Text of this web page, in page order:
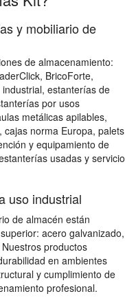
y mobiliario de
de almacenamiento:
BricoForte,
estanterías de
por usos
metálicas apilables,
norma Europa, palets
y equipamiento de
usadas y servicio
uso industrial
de almacén están
acero galvanizado,
productos
en ambientes
y cumplimiento de
profesional.